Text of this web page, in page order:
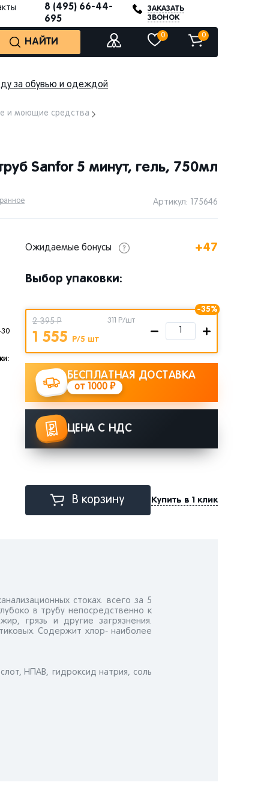
8 (495) 66-44-
695
ЗАКАЗАТЬ
ЗВОНОК
НАЙТИ
0 0
за обувью и одеждой
и моющие средства
Sanfor 5 минут, гель, 750мл
Артикул: 175646
Ожидаемые бонусы +47
Выбор упаковки:
-35%
2 395 Р
1 555 Р/5 шт
311 Р/шт
БЕСПЛАТНАЯ ДОСТАВКА
от 1000 ₽
ЦЕНА С НДС
В корзину Купить в 1 клик
стоках. всего за 5
в трубу непосредственно к
грязь и другие загрязнения.
Содержит хлор- наиболее
НПАВ, гидроксид натрия, соль